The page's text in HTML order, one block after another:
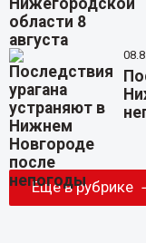
Еще в рубрике